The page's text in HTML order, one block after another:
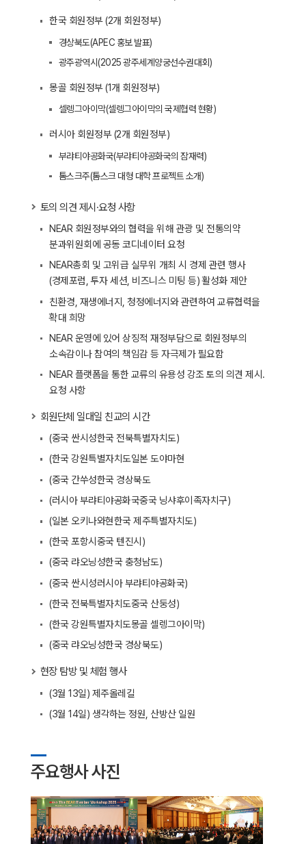
한국 회원정부 (2개 회원정부)
경상북도(APEC 홍보 발표)
광주광역시(2025 광주세계양궁선수권대회)
몽골 회원정부 (1개 회원정부)
셀렝그아이막(셀렝그아이막의 국제협력 현황)
러시아 회원정부 (2개 회원정부)
부랴티야공화국(부랴티야공화국의 잠재력)
톰스크주(톰스크 대형 대학 프로젝트 소개)
토의 의견 제시·요청 사항
NEAR 회원정부와의 협력을 위해 관광 및 전통의약
분과위원회에 공동 코디네이터 요청
NEAR총회 및 고위급 실무위 개최 시 경제 관련 행사
(경제포럼, 투자 세션, 비즈니스 미팅 등) 활성화 제안
친환경, 재생에너지, 청정에너지와 관련하여 교류협력을
확대 희망
NEAR 운영에 있어 상징적 재정부담으로 회원정부의
소속감이나 참여의 책임감 등 자극제가 필요함
NEAR 플랫폼을 통한 교류의 유용성 강조 토의 의견 제시․
요청 사항
회원단체 일대일 친교의 시간
(중국 싼시성­한국 전북특별자치도)
(한국 강원특별자치도­일본 도야마현
(중국 간쑤성­한국 경상북도
(러시아 부랴티야공화국­중국 닝샤후이족자치구)
(일본 오키나와현­한국 제주특별자치도)
(한국 포항시­중국 텐진시)
(중국 랴오닝성­한국 충청남도)
(중국 싼시성­러시아 부랴티야공화국)
(한국 전북특별자치도­중국 산둥성)
(한국 강원특별자치도­몽골 셀렝그아이막)
(중국 랴오닝성­한국 경상북도)
현장 탐방 및 체험 행사
(3월 13일) 제주올레길
(3월 14일) 생각하는 정원, 산방산 일원
주요행사 사진